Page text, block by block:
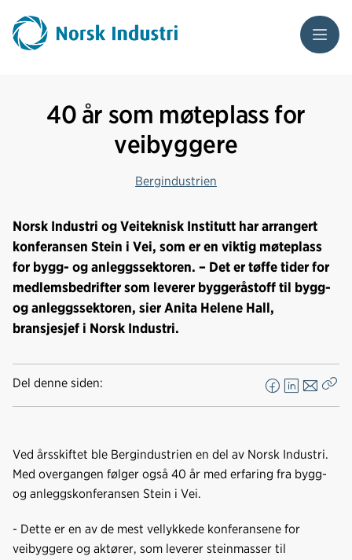
Meny
40 år som møteplass for
veibyggere
Bergindustrien
Norsk Industri og Veiteknisk Institutt har arrangert
konferansen Stein i Vei, som er en viktig møteplass
for bygg- og anleggssektoren. – Det er tøffe tider for
medlemsbedrifter som leverer byggeråstoff til bygg-
og anleggssektoren, sier Anita Helene Hall,
bransjesjef i Norsk Industri.
Del denne siden:
F
a
e
b
k
L
i
k
e
n
E
-
o
s
Ved årsskiftet ble Bergindustrien en del av Norsk Industri.
Med overgangen følger også 40 år med erfaring fra bygg-
og anleggskonferansen Stein i Vei.
- Dette er en av de mest vellykkede konferansene for
veibyggere og aktører, som leverer steinmasser til